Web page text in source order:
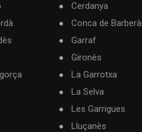
Cerdanya
Conca de Barberà
Garraf
Gironès
La Garrotxa
La Selva
Les Garrigues
Lluçanès